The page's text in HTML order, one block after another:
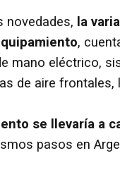
novedades, la
,
mano eléctrico,
de aire
se llevaría a
pasos en